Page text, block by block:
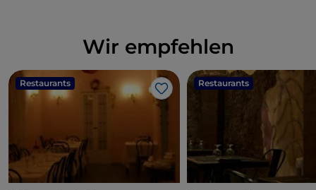
Wir empfehlen
Restaurants
Like
Restaurants